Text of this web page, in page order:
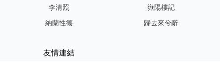
李清照
納蘭性德
嶽陽樓記
歸去來兮辭
友情連結